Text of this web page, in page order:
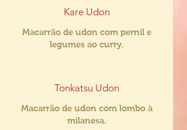
Kare Udon
Macarrão de udon com pernil e
legumes ao curry.
Tonkatsu Udon
Macarrão de udon com lombo à
milanesa.